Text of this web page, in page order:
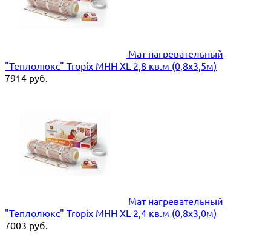
Мат нагревательный
"Теплолюкс" Tropix МНН XL 2,8 кв.м (0,8х3,5м)
7914 руб.
Мат нагревательный
"Теплолюкс" Tropix МНН XL 2,4 кв.м (0,8х3,0м)
7003 руб.